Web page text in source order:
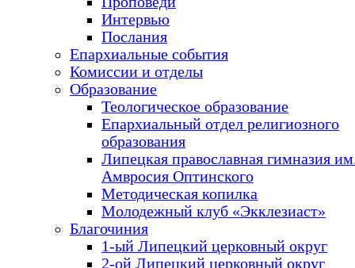
Интервью
Послания
Епархиальные события
Комиссии и отделы
Образование
Теологическое образование
Епархиальный отдел религиозного
образования
Липецкая православная гимназия
Амвросия Оптинского
Методическая копилка
Молодежный клуб «Экклезиаст»
Благочиния
1-ый Липецкий церковный округ
2-ой Липецкий церковный округ